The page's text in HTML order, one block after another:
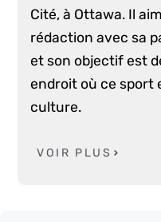
Cité, à Ottawa. Il
rédaction avec sa
et son objectif est
endroit où ce sport
culture.
VOIR PLUS